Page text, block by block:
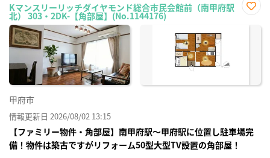
Kマンスリーリッチダイヤモンド総合市民会館前（南甲府駅
北） 303・2DK-【角部屋】(No.1144176)
に入
甲府市
情報更新日 2026/08/02 13:15
【ファミリー物件・角部屋】南甲府駅～甲府駅に位置し駐車場完
備！物件は築古ですがリフォーム50型大型TV設置の角部屋！